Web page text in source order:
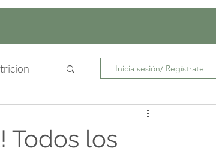
Inicia sesión/ Regístrate
Todos los